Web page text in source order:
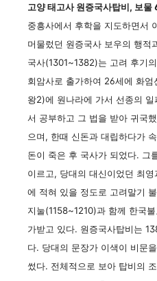
고양 태고사 원증국사탑비, 보물
중흥사에서 후학을 지도하면서
머물렀던 원증국사 보우의 행
국사(1301~1382)는 고려 후기
회암사로 출가하여 26세에 화
왕2)에 원나라에 가서 선종의
서 공부하고 그 법을 받아 귀국
으며, 한때 신돈과 대립하다가
돈이 죽은 후 국사가 되었다. 그
이르고, 당대의 대신이었던 최
에 적혀 있을 정도로 고려말기
지눌(1158~1210)과 함께 한국
가받고 있다. 원증국사탑비는
다. 당대의 문장가 이색이 비문
썼다. 전체적으로 보아 탑비의